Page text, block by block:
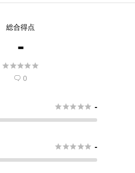
総合得点
-

 0
 -
 -